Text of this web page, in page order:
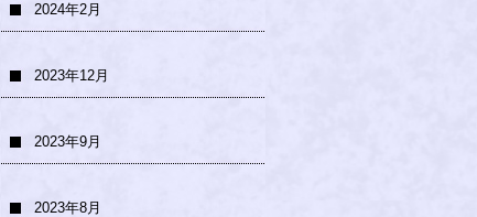
2024年2月
2023年12月
2023年9月
2023年8月